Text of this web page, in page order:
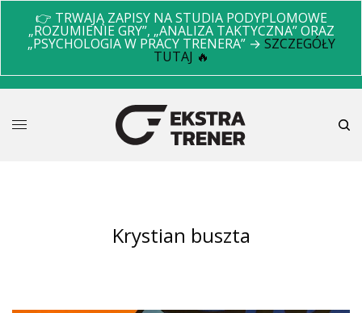
👉 TRWAJĄ ZAPISY NA STUDIA PODYPLOMOWE
„ROZUMIENIE GRY”, „ANALIZA TAKTYCZNA” ORAZ
„PSYCHOLOGIA W PRACY TRENERA” → SZCZEGÓŁY
TUTAJ 🔥
krystian buszta